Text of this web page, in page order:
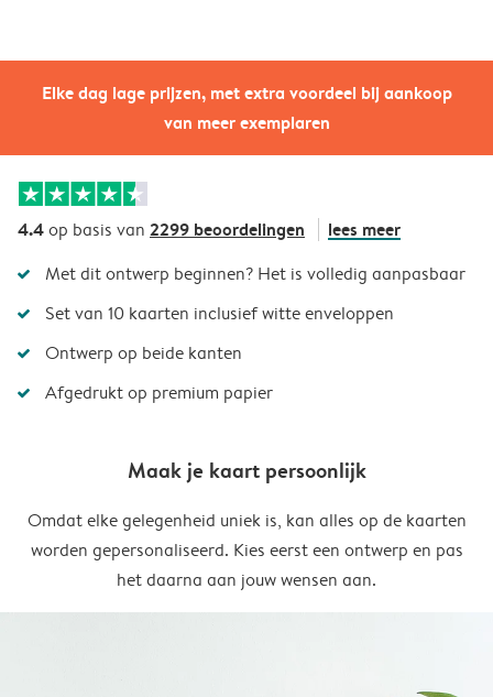
Elke dag lage prijzen, met extra voordeel bij aankoop
van meer exemplaren
4.4op basis van 2299 beoordelingen lees meer
Met dit ontwerp beginnen? Het is volledig aanpasbaar
Set van 10 kaarten inclusief witte enveloppen
Ontwerp op beide kanten
Afgedrukt op premium papier
Maak je kaart persoonlijk
Omdat elke gelegenheid uniek is, kan alles op de kaarten
worden gepersonaliseerd. Kies eerst een ontwerp en pas
het daarna aan jouw wensen aan.